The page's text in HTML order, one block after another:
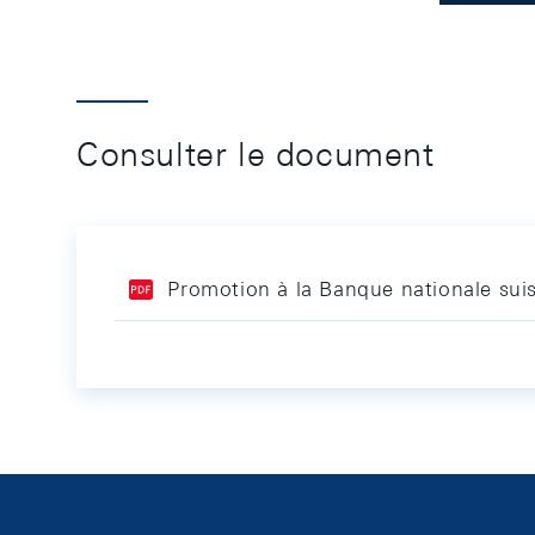
Consulter le document
Promotion à la Banque nationale